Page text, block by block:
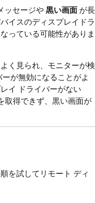
ッセージや黒い画面 が長
イスのディスプレイドラ
っている可能性がありま
く見られ、モニターが検
が無効になることがよ
イ ドライバーがない
取得できず、黒い画面が
を試してリモート ディ